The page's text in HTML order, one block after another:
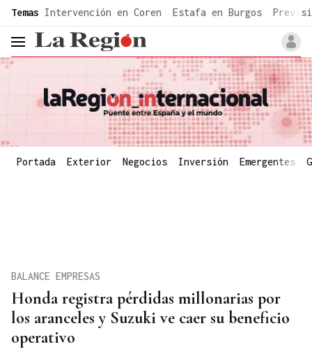
common.go-to-content
Temas Intervención en Coren Estafa en Burgos
header.menu.open
Portada Exterior Negocios Inversión Emergentes
Honda registra pérdidas millonarias por
los aranceles y Suzuki ve caer su beneficio
operativo
BALANCE EMPRESAS